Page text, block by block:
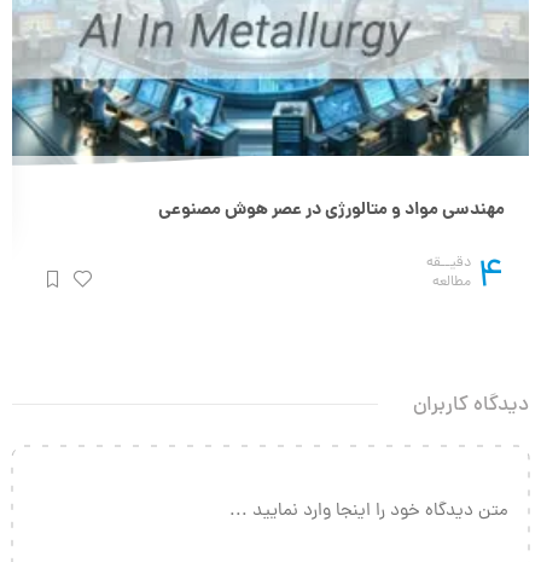
مهندسی مواد و متالورژی در عصر هوش مصنوعی
4 دقیــقه
مطالعه
دیدگاه کاربران